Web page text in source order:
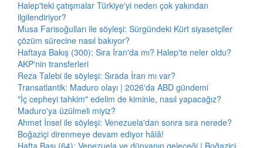
Halep'teki çatışmalar Türkiye'yi neden çok yakından
ilgilendiriyor?
Musa Farisoğulları ile söyleşi: Sürgündeki Kürt siyasetçiler
çözüm sürecine nasıl bakıyor?
Haftaya Bakış (300): Sıra İran'da mı? Halep'te neler oldu?
AKP'nin transferleri
Reza Talebi ile söyleşi: Sırada İran mı var?
Transatlantik: Maduro olayı | 2026'da ABD gündemi
"İç cepheyi tahkim" edelim de kiminle, nasıl yapacağız?
Maduro'ya üzülmeli miyiz?
Ahmet İnsel ile söyleşi: Venezuela'dan sonra sıra nerede?
Boğaziçi direnmeye devam ediyor hâlâ!
Hafta Başı (64): Venezuela ve dünyanın geleceği | Boğaziçi